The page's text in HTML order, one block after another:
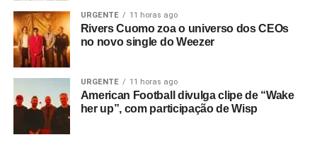
URGENTE 11 horas ago
Rivers Cuomo zoa o universo dos CEOs
no novo single do Weezer
URGENTE 11 horas ago
American Football divulga clipe de “Wake
her up”, com participação de Wisp